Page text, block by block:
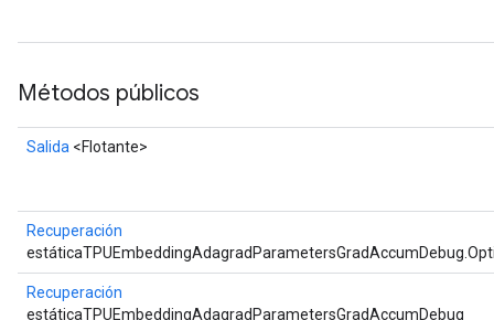
Métodos públicos
Salida <Flotante>
Recuperación
Recuperación
estáticaTPUEmbeddingAdagradParametersGradAccumDebug